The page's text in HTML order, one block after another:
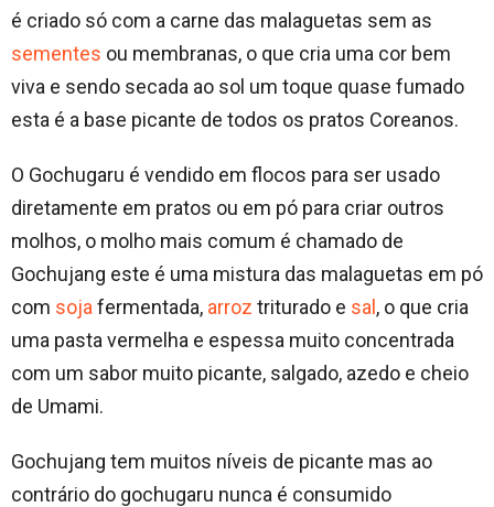
é criado só com a carne das malaguetas sem as
sementes ou membranas, o que cria uma cor bem
viva e sendo secada ao sol um toque quase fumado
esta é a base picante de todos os pratos Coreanos.
O Gochugaru é vendido em flocos para ser usado
diretamente em pratos ou em pó para criar outros
molhos, o molho mais comum é chamado de
Gochujang este é uma mistura das malaguetas em pó
com soja fermentada, arroz triturado e sal, o que cria
uma pasta vermelha e espessa muito concentrada
com um sabor muito picante, salgado, azedo e cheio
de Umami.
Gochujang tem muitos níveis de picante mas ao
contrário do gochugaru nunca é consumido